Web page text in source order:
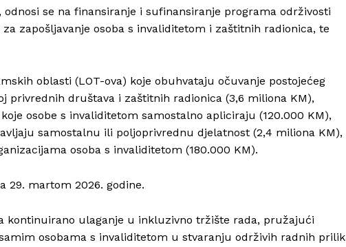
se na finansiranje i sufinansiranje programa održivosti
zapošljavanje osoba s invaliditetom i zaštitnih radionica, te
oblasti (LOT-ova) koje obuhvataju očuvanje postojećeg
privrednih društava i zaštitnih radionica (3,6 miliona KM),
osobe s invaliditetom samostalno apliciraju (120.000 KM),
samostalnu ili poljoprivrednu djelatnost (2,4 miliona KM),
osoba s invaliditetom (180.000 KM).
29. martom 2026. godine.
kontinuirano ulaganje u inkluzivno tržište rada, pružajući
osobama s invaliditetom u stvaranju održivih radnih